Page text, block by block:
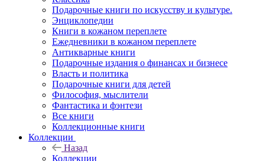
Подарочные книги по искусству и культуре.
Энциклопедии
Книги в кожаном переплете
Ежедневники в кожаном переплете
Антикварные книги
Подарочные издания о финансах и бизнесе
Власть и политика
Подарочные книги для детей
Философия, мыслители
Фантастика и фэнтези
Все книги
Коллекционные книги
Коллекции
Назад
Коллекции